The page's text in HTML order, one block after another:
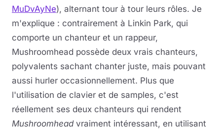
MuDvAyNe), alternant tour à tour leurs rôles. Je
m'explique : contrairement à Linkin Park, qui
comporte un chanteur et un rappeur,
Mushroomhead possède deux vrais chanteurs,
polyvalents sachant chanter juste, mais pouvant
aussi hurler occasionnellement. Plus que
l'utilisation de clavier et de samples, c'est
réellement ses deux chanteurs qui rendent
Mushroomheadvraiment intéressant, en utilisant